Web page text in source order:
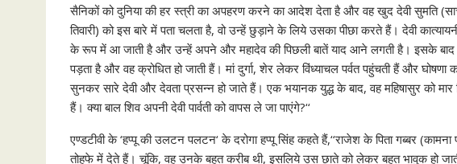
सैनिकों को दुनिया की हर स्त्री का अपहरण करने का आदेश देता है और वह खुद देवी सुमति
तिवारी) को इस बारे में पता चलता है, वो उन्हें छुड़ाने के लिये उसका पीछा करते हैं। देवी
के रूप में आ जाती है और उन्हें अपने और महादेव की पिछली बातें याद आने लगती है। इसके बाद
पड़ता है और वह क्रोधित हो जाती हैं। मां दुर्गा, शेर लेकर विंध्याचल पर्वत पहुंचती हैं और
सुनकर सारे देवी और देवता प्रसन्न हो जाते हैं। एक भयानक युद्ध के बाद, वह महिषासुर को
हैं। क्या बाल शिव अपनी देवी पार्वती को वापस ले जा पाएंगे?‘‘
एण्डटीवी के ‘हप्पू की उलटन पलटन‘ के दरोगा हप्पू सिंह कहते हैं,‘‘राजेश के पिता गब्बर
तोहफे में देते हैं। चूंकि, वह उनके बहुत करीब थी, इसलिये उस छाते को लेकर बहुत भावुक हो